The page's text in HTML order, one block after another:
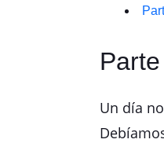
Un día